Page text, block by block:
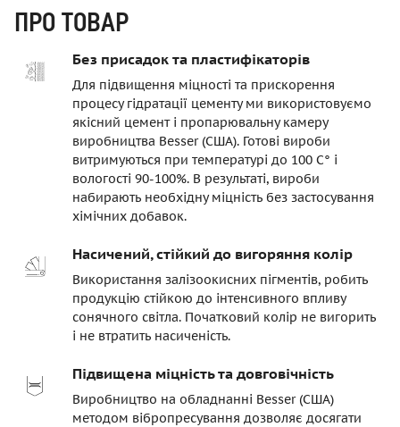
ПРО ТОВАР
Без присадок та пластифікаторів
Для підвищення міцності та прискорення
процесу гідратації цементу ми використовуємо
якісний цемент і пропарювальну камеру
виробництва Besser (США). Готові вироби
витримуються при температурі до 100 C° і
вологості 90-100%. В результаті, вироби
набирають необхідну міцність без застосування
хімічних добавок.
Насичений, стійкий до вигоряння колір
Використання залізоокисних пігментів, робить
продукцію стійкою до інтенсивного впливу
сонячного світла. Початковий колір не вигорить
і не втратить насиченість.
Підвищена міцність та довговічність
Виробництво на обладнанні Besser (США)
методом вібропресування дозволяє досягати